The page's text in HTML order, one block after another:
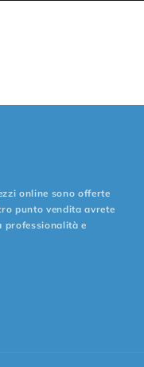
online sono offerte
punto vendita avrete
professionalità e